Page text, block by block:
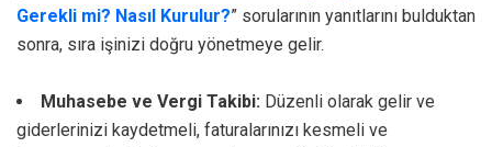
Gerekli mi? Nasıl Kurulur?” sorularının yanıtlarını bulduktan
sonra, sıra işinizi doğru yönetmeye gelir.
Muhasebe ve Vergi Takibi: Düzenli olarak gelir ve
giderlerinizi kaydetmeli, faturalarınızı kesmeli ve